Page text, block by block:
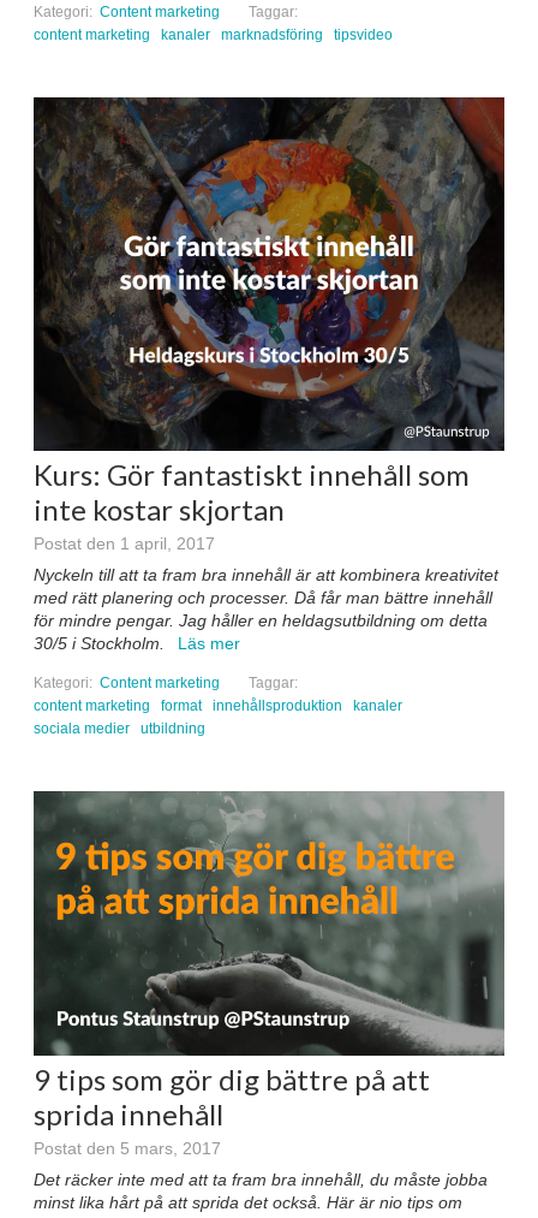
Kategori: Content marketing
Taggar:
content marketing
kanaler marknadsföring tipsvideo
Kurs: Gör fantastiskt innehåll som
inte kostar skjortan
Postat den 1 april, 2017
Nyckeln till att ta fram bra innehåll är att kombinera kreativitet
med rätt planering och processer. Då får man bättre innehåll
för mindre pengar. Jag håller en heldagsutbildning om detta
30/5 i Stockholm.
Läs mer
Kategori: Content marketing
Taggar:
content marketing
format innehållsproduktion
kanaler
sociala medier
utbildning
9 tips som gör dig bättre på att
sprida innehåll
Postat den 5 mars, 2017
Det räcker inte med att ta fram bra innehåll, du måste jobba
minst lika hårt på att sprida det också. Här är nio tips om